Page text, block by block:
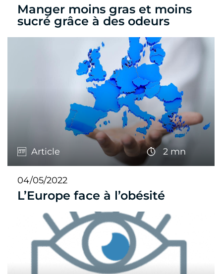
Manger moins gras et moins
sucré grâce à des odeurs
Article 2 mn
04/05/2022
L’Europe face à l’obésité